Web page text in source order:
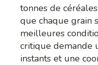
tonnes de
que chaque grain
meilleures
critique demande
instants et une